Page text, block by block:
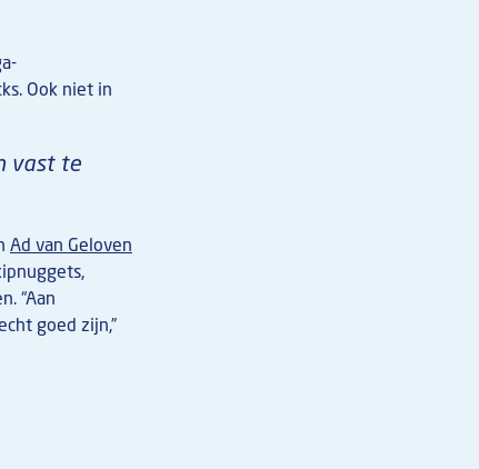
Ook niet in
vast te
Ad van Geloven
“Aan
goed zijn,”